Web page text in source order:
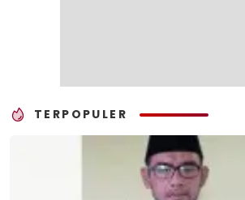
TERPOPULER